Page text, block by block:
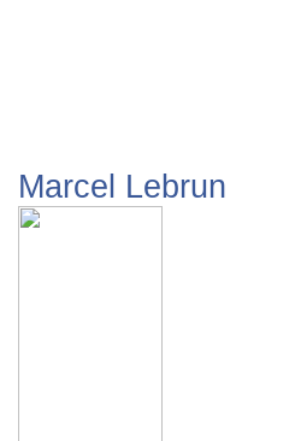
Marcel Lebrun